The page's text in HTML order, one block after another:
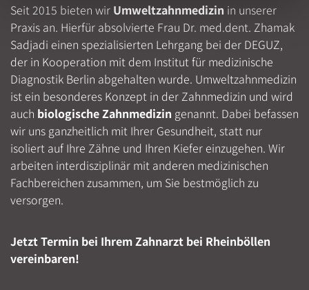
Seit 2015 bieten wir Umweltzahnmedizin in unserer
Praxis an. Hierfür absolvierte Frau Dr. med.dent. Zhamak
Sadjadi einen spezialisierten Lehrgang bei der DEGUZ,
der in Kooperation mit dem Institut für medizinische
Diagnostik Berlin abgehalten wurde. Umweltzahnmedizin
ist ein besonderes Konzept in der Zahnmedizin und wird
auch biologische Zahnmedizin genannt. Dabei befassen
wir uns ganzheitlich mit Ihrer Gesundheit, statt nur
isoliert auf Ihre Zähne und Ihren Kiefer einzugehen. Wir
arbeiten interdisziplinär mit anderen medizinischen
Fachbereichen zusammen, um Sie bestmöglich zu
versorgen.
Jetzt Termin bei Ihrem Zahnarzt bei Rheinböllen
vereinbaren!